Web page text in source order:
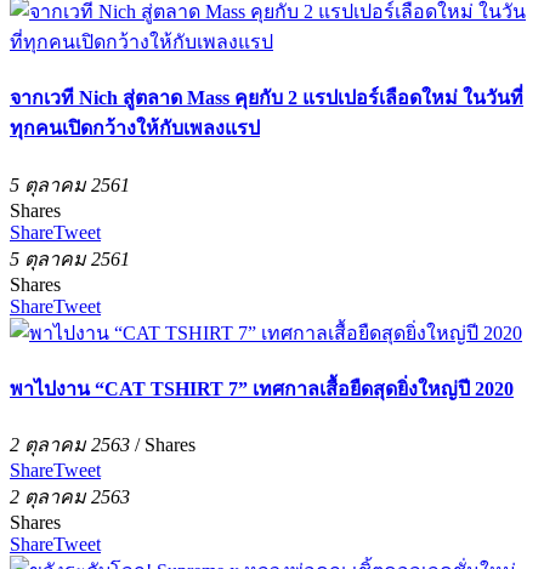
จากเวที Nich สู่ตลาด Mass คุยกับ 2 แรปเปอร์เลือดใหม่ ในวันที่
ทุกคนเปิดกว้างให้กับเพลงแรป
5 ตุลาคม 2561
Shares
ShareTweet
5 ตุลาคม 2561
Shares
ShareTweet
พาไปงาน “CAT TSHIRT 7” เทศกาลเสื้อยืดสุดยิ่งใหญ่ปี 2020
2 ตุลาคม 2563 / Shares
ShareTweet
2 ตุลาคม 2563
Shares
ShareTweet